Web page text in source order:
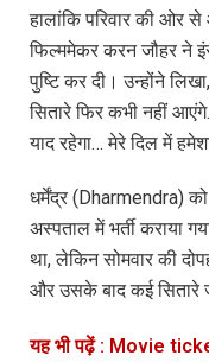
हालांकि परिवार की ओर
फिल्ममेकर करन जौहर ने
पुष्टि कर दी। उन्होंने
सितारे फिर कभी नहीं
याद रहेगा… मेरे दिल में
धर्मेंद्र (Dharmendra)
अस्पताल में भर्ती कराया
था, लेकिन सोमवार की
और उसके बाद कई सितारे
यह भी पढ़ें : Movie